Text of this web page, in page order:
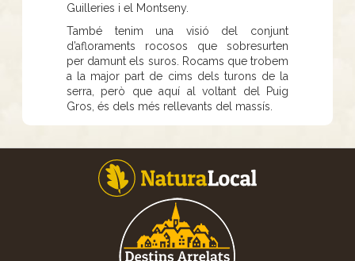
Guilleries i el Montseny.
També tenim una visió del conjunt
d’afloraments rocosos que sobresurten
per damunt els suros. Rocams que trobem
a la major part de cims dels turons de la
serra, però que aquí al voltant del Puig
Gros, és dels més rellevants del massís.